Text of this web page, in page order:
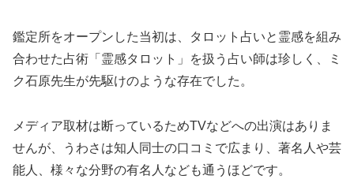
鑑定所をオープンした当初は、タロット占いと霊感を組み
合わせた占術「霊感タロット」を扱う占い師は珍しく、ミ
ク石原先生が先駆けのような存在でした。
メディア取材は断っているためTVなどへの出演はありま
せんが、うわさは知人同士の口コミで広まり、著名人や芸
能人、様々な分野の有名人なども通うほどです。